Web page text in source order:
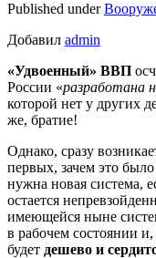
Published under
Добавил admin
«Удвоенный» ВВП
России «разработана
которой нет у других
же, братие!
Однако, сразу
первых, зачем это
нужна новая система,
остается
имеющейся ныне
в рабочем состоянии
будет дешево и